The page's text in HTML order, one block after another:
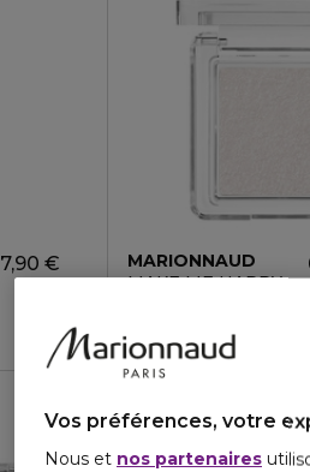
7,90 €
3 teintes
MARIONNAUD
MAKE ME HAPPY
Vos préférences, votre
Nous et nos partenaires